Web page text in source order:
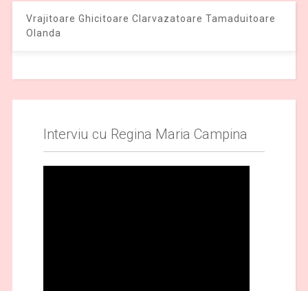
Vrajitoare Ghicitoare Clarvazatoare Tamaduitoare
Olanda
Interviu cu Regina Maria Campina